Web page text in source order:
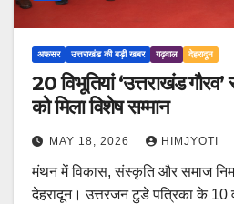
अफसर उत्तराखंड की बड़ी खबर गढ़वाल देहरादून
20 विभूतियां ‘उत्तराखंड
को मिला विशेष सम्मान
MAY 18, 2026 HIMJYOTI
मंथन में विकास, संस्कृति और समाज
देहरादून। उत्तरजन टुडे पत्रिका के 10